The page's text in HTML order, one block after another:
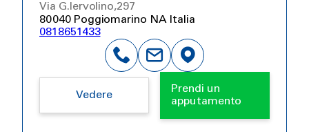
Via G.Iervolino,297
80040 Poggiomarino NA Italia
0818651433
Vedere
Prendi un
apputamento